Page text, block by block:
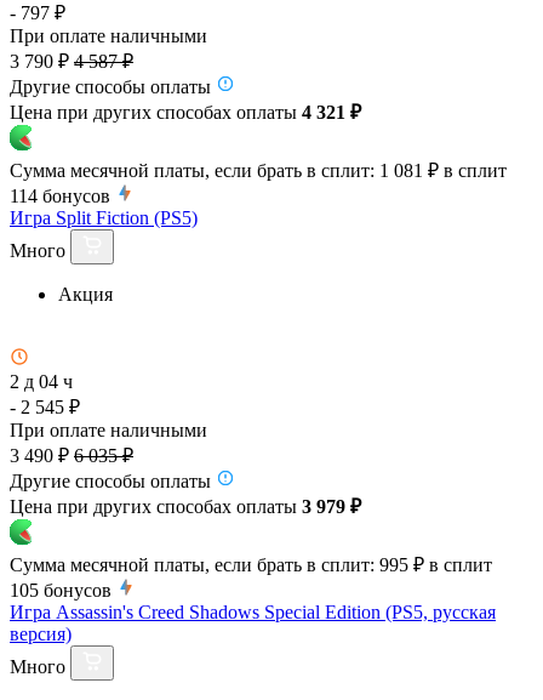
- 797 ₽
При оплате наличными
3 790 ₽ 4 587 ₽
Другие способы оплаты
Цена при других способах оплаты 4 321 ₽
Сумма месячной платы, если брать в сплит: 1 081 ₽ в сплит
114 бонусов
Игра Split Fiction (PS5)
Много
Акция
2 д 04 ч
- 2 545 ₽
При оплате наличными
3 490 ₽ 6 035 ₽
Другие способы оплаты
Цена при других способах оплаты 3 979 ₽
Сумма месячной платы, если брать в сплит: 995 ₽ в сплит
105 бонусов
Игра Assassin's Creed Shadows Special Edition (PS5, русская
версия)
Много